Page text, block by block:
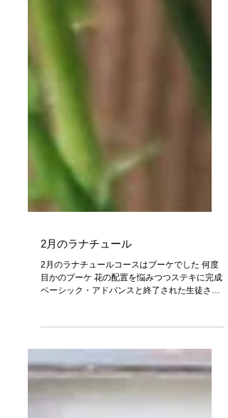
2月のラナチュール
2月のラナチュールコースはブーケでした 何度
目かのブーケ 花の配置を悩みつつステキに完成
ベーシック・アドバンスと終了された生徒さま
りました